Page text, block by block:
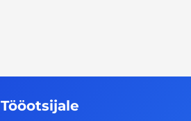
Tööotsijale